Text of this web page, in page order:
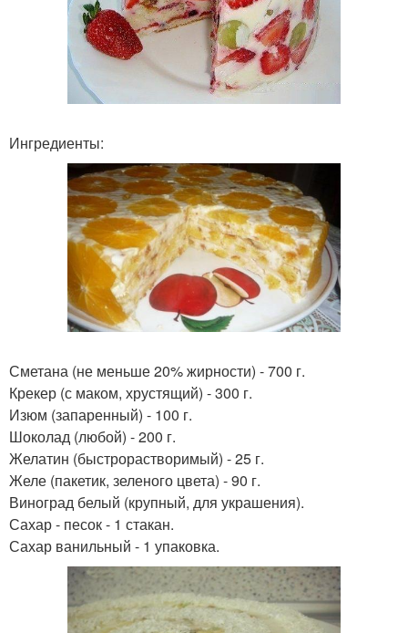
Ингредиенты:
Сметана (не меньше 20% жирности) - 700 г.
Крекер (с маком, хрустящий) - 300 г.
Изюм (запаренный) - 100 г.
Шоколад (любой) - 200 г.
Желатин (быстрорастворимый) - 25 г.
Желе (пакетик, зеленого цвета) - 90 г.
Виноград белый (крупный, для украшения).
Сахар - песок - 1 стакан.
Сахар ванильный - 1 упаковка.